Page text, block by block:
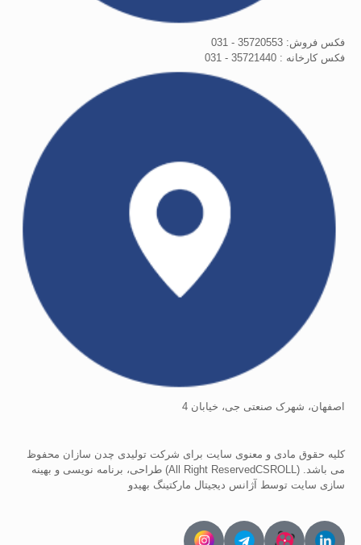
فکس فروش: 35720553 - 031
فکس کارخانه : 35721440 - 031
اصفهان، شهرک صنعتی جی، خیابان 4
کلیه حقوق مادی و معنوی سایت برای شرکت تولیدی چدن سازان محفوظ
می ‏باشد. (All Right ReservedCSROLL) طراحی، برنامه نويسی و بهينه
سازی سايت توسط آژانس دیجیتال مارکتینگ بهیدو